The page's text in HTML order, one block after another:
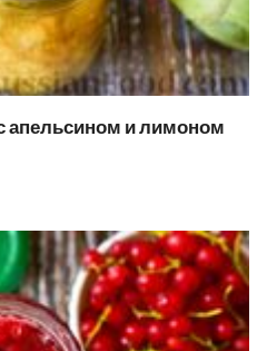
апельсином и лимоном